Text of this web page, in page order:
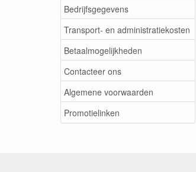
Bedrijfsgegevens
Transport- en administratiekosten
Betaalmogelijkheden
Contacteer ons
Algemene voorwaarden
Promotielinken